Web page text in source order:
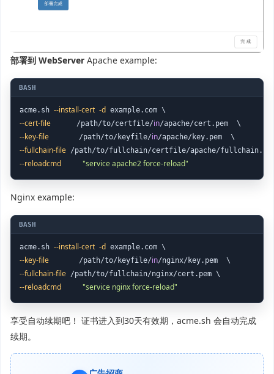
部署到 WebServer Apache example:
acme.sh --install-cert -d
--cert-file
      /path/to/certfile/
in
--key-file
       /path/to/keyfile/
in
--fullchain-file
--reloadcmd
"service apache2 force-reload"
Nginx example:
acme.sh --install-cert -d
--key-file
       /path/to/keyfile/
in
--fullchain-file
--reloadcmd "service nginx force-reload"
享受自动续期吧！ 证书进入到30天有效期，acme.sh 会自动完成
续期。